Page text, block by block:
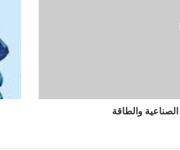
والطاقة